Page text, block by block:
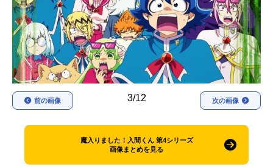
アニメ映画一覧 実写化映画一覧
今期アニメ曜日別一覧
春アニメ 夏アニメ
秋アニメ
男性声優/女性声優一覧
FOLLOW US
3/12
前の画像 次の画像
魔入りました！入間くん 第4シリーズ
画像まとめを見る